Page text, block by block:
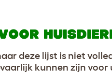
deze lijst is niet
kunnen zijn voor